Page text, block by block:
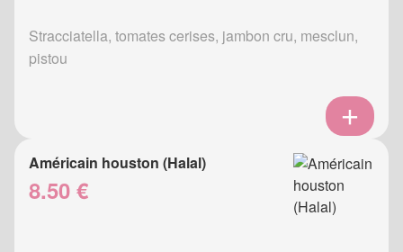
Stracciatella, tomates cerises, jambon cru, mesclun,
pistou
Américain houston (Halal)
8.50 €